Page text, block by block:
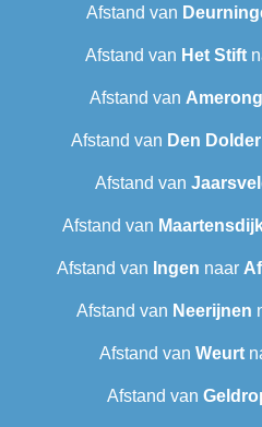
Afstand van
Afstand van Het Stift
Afstand van
Afstand van Den Dolder
Afstand van
Afstand van
Afstand van Ingen naar
Afstand van Neerijnen
Afstand van Weurt
Afstand van